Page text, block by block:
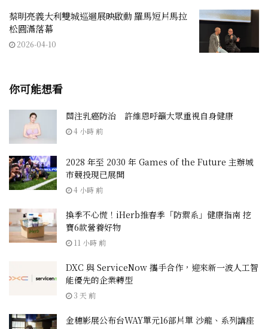
蔡明亮義大利雙城巡迴展映啟動 羅馬短片馬拉
松圓滿落幕
2026-04-10
你可能想看
關注乳癌防治 許維恩呼籲大眾重視自身健康
4 小時 前
2028 年至 2030 年 Games of the Future 主辦城
市競投現已展開
4 小時 前
換季不心慌！iHerb推春季「防禦系」健康指南 挖
寶6款營養好物
11 小時 前
DXC 與 ServiceNow 攜手合作，迎來新一波人工智
能優先的企業轉型
3 天 前
金穗影展公布台WAY單元16部片單 沙龍、系列講座